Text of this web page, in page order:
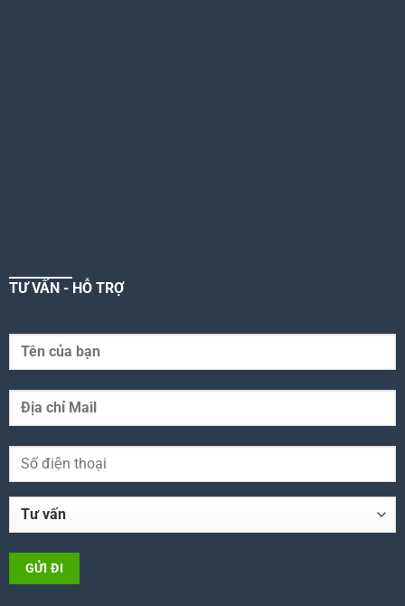
TƯ VẤN - HỖ TRỢ